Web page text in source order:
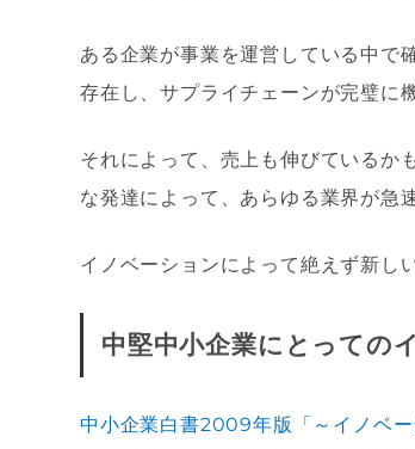
ある企業が事業を運営している中で
存在し、サプライチェーンが完璧に
それによって、売上も伸びているか
な発達によって、あらゆる業界が急
イノベーションによって絶えず新し
中堅中小企業にとっての
中小企業白書2009年版「～イノベー